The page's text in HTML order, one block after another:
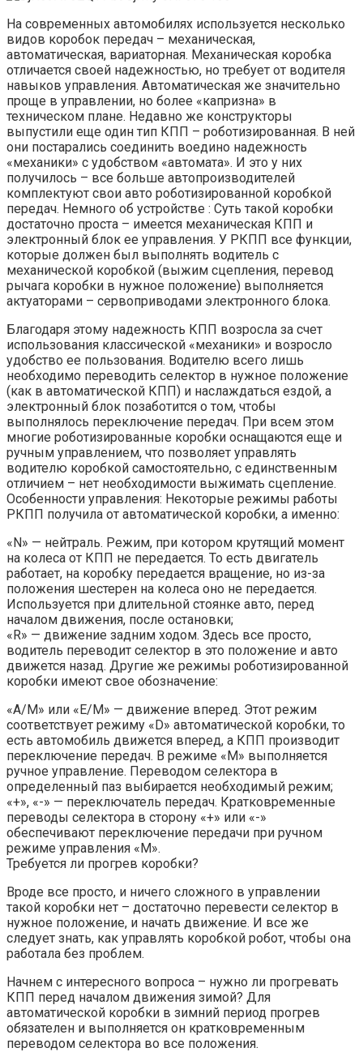
На современных автомобилях используется несколько
видов коробок передач – механическая,
автоматическая, вариаторная. Механическая коробка
отличается своей надежностью, но требует от водителя
навыков управления. Автоматическая же значительно
проще в управлении, но более «капризна» в
техническом плане. Недавно же конструкторы
выпустили еще один тип КПП – роботизированная. В ней
они постарались соединить воедино надежность
«механики» с удобством «автомата». И это у них
получилось – все больше автопроизводителей
комплектуют свои авто роботизированной коробкой
передач. Немного об устройстве : Суть такой коробки
достаточно проста – имеется механическая КПП и
электронный блок ее управления. У РКПП все функции,
которые должен был выполнять водитель с
механической коробкой (выжим сцепления, перевод
рычага коробки в нужное положение) выполняется
актуаторами – сервоприводами электронного блока.
Благодаря этому надежность КПП возросла за счет
использования классической «механики» и возросло
удобство ее пользования. Водителю всего лишь
необходимо переводить селектор в нужное положение
(как в автоматической КПП) и наслаждаться ездой, а
электронный блок позаботится о том, чтобы
выполнялось переключение передач. При всем этом
многие роботизированные коробки оснащаются еще и
ручным управлением, что позволяет управлять
водителю коробкой самостоятельно, с единственным
отличием – нет необходимости выжимать сцепление.
Особенности управления: Некоторые режимы работы
РКПП получила от автоматической коробки, а именно:
«N» — нейтраль. Режим, при котором крутящий момент
на колеса от КПП не передается. То есть двигатель
работает, на коробку передается вращение, но из-за
положения шестерен на колеса оно не передается.
Используется при длительной стоянке авто, перед
началом движения, после остановки;
«R» — движение задним ходом. Здесь все просто,
водитель переводит селектор в это положение и авто
движется назад. Другие же режимы роботизированной
коробки имеют свое обозначение:
«А/М» или «Е/М» — движение вперед. Этот режим
соответствует режиму «D» автоматической коробки, то
есть автомобиль движется вперед, а КПП производит
переключение передач. В режиме «М» выполняется
ручное управление. Переводом селектора в
определенный паз выбирается необходимый режим;
«+», «-» — переключатель передач. Кратковременные
переводы селектора в сторону «+» или «-»
обеспечивают переключение передачи при ручном
режиме управления «М».
Требуется ли прогрев коробки?
Вроде все просто, и ничего сложного в управлении
такой коробки нет – достаточно перевести селектор в
нужное положение, и начать движение. И все же
следует знать, как управлять коробкой робот, чтобы она
работала без проблем.
Начнем с интересного вопроса – нужно ли прогревать
КПП перед началом движения зимой? Для
автоматической коробки в зимний период прогрев
обязателен и выполняется он кратковременным
переводом селектора во все положения.